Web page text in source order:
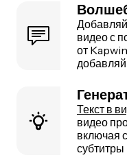
видео с
от
Текст в
видео
включая
субтитры